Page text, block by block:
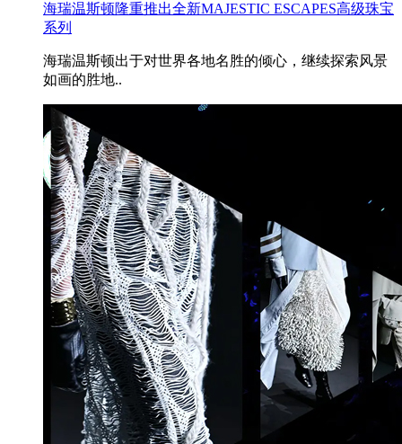
海瑞温斯顿隆重推出全新MAJESTIC ESCAPES高级珠宝
系列
海瑞温斯顿出于对世界各地名胜的倾心，继续探索风景
如画的胜地..